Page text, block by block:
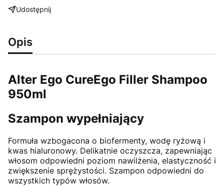
Udostępnij
Opis
Alter Ego CureEgo Filler Shampoo
950ml
Szampon wypełniający
Formuła wzbogacona o biofermenty, wodę ryżową i
kwas hialuronowy. Delikatnie oczyszcza, zapewniając
włosom odpowiedni poziom nawilżenia, elastyczność i
zwiększenie sprężystości. Szampon odpowiedni do
wszystkich typów włosów.